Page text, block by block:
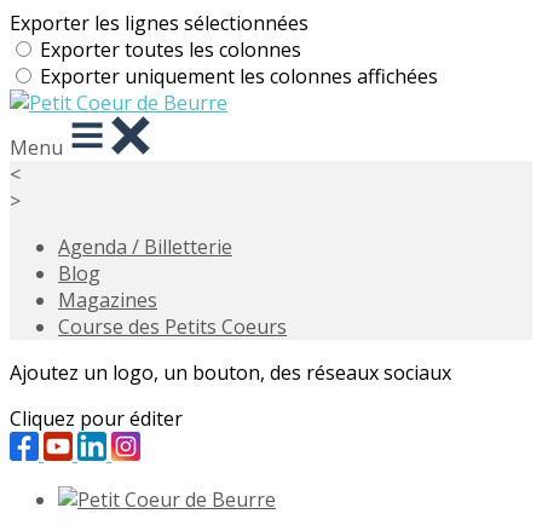
Exporter les lignes sélectionnées
Exporter toutes les colonnes
Exporter uniquement les colonnes affichées
Menu
<
>
Agenda / Billetterie
Blog
Magazines
Course des Petits Coeurs
Ajoutez un logo, un bouton, des réseaux sociaux
Cliquez pour éditer